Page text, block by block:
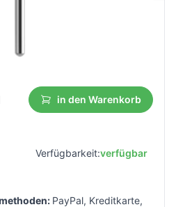
aus 30 Tagen vor dem Rabatt:
in den Warenkorb
Verfügbarkeit:verfügbar
PayPal, Kreditkarte,